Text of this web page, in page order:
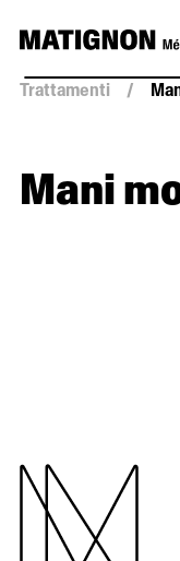
Trattamenti /
Mani